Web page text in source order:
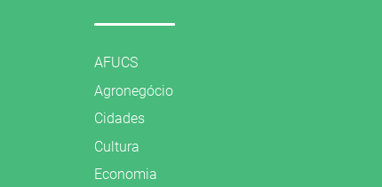
AFUCS
Agronegócio
Cidades
Cultura
Economia